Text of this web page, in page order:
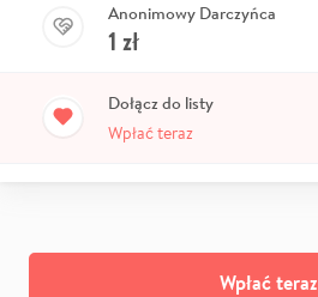
Anonimowy Darczyńca
1 zł
Dołącz do listy
Wpłać teraz
Wpłać teraz